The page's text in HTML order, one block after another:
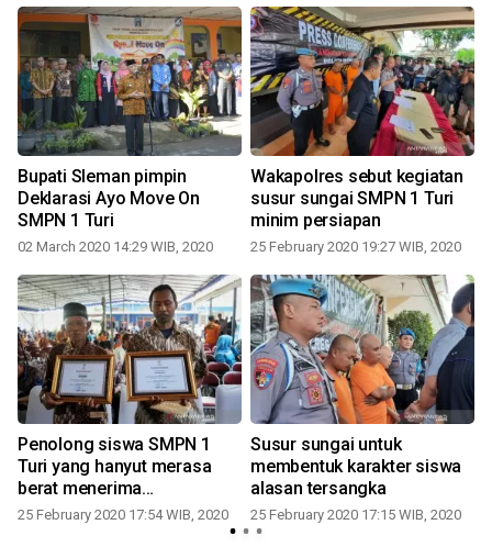
Bupati Sleman pimpin
Deklarasi Ayo Move On
SMPN 1 Turi
02 March 2020 14:29 WIB, 2020
Wakapolres sebut kegiatan
susur sungai SMPN 1 Turi
minim persiapan
25 February 2020 19:27 WIB, 2020
Penolong siswa SMPN 1
Turi yang hanyut merasa
berat menerima
penghargaan
25 February 2020 17:54 WIB, 2020
Susur sungai untuk
membentuk karakter siswa
alasan tersangka
25 February 2020 17:15 WIB, 2020